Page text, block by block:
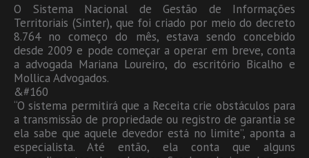
O Sistema Nacional de Gestão de Informações
Territoriais (Sinter), que foi criado por meio do decreto
8.764 no começo do mês, estava sendo concebido
desde 2009 e pode começar a operar em breve, conta
a advogada Mariana Loureiro, do escritório Bicalho e
Mollica Advogados.
&#160
“O sistema permitirá que a Receita crie obstáculos para
a transmissão de propriedade ou registro de garantia se
ela sabe que aquele devedor está no limite”, aponta a
especialista. Até então, ela conta que alguns